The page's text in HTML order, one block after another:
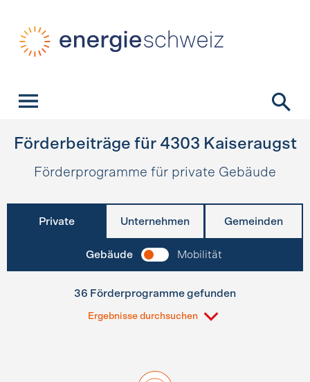
Förderbeiträge für 4303 Kaiseraugst
Förderprogramme für private Gebäude
Private Unternehmen Gemeinden
Gebäude Mobilität
36 Förderprogramme gefunden
Ergebnisse durchsuchen